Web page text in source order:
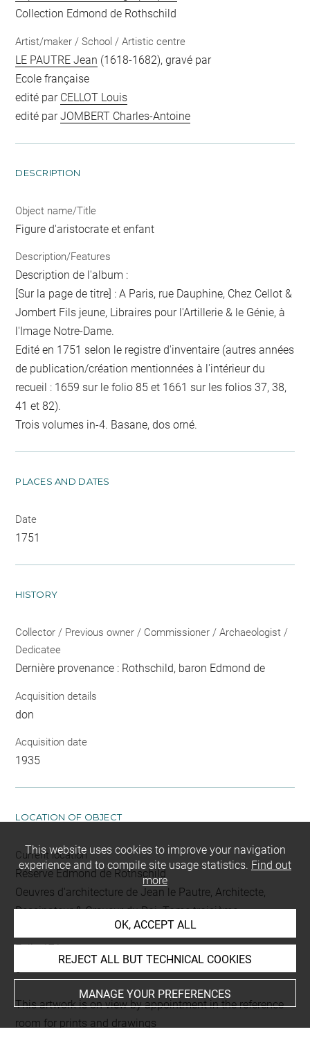
Collection Edmond de Rothschild
Artist/maker / School / Artistic centre
LE PAUTRE Jean (1618-1682), gravé par
Ecole française
edité par CELLOT Louis
edité parJOMBERT Charles-Antoine
DESCRIPTION
Object name/Title
Figure d'aristocrate et enfant
Description/Features
Description de l'album :
[Sur la page de titre] : A Paris, rue Dauphine, Chez Cellot &
Jombert Fils jeune, Libraires pour l'Artillerie & le Génie, à
l'Image Notre-Dame.
Edité en 1751 selon le registre d'inventaire (autres années
de publication/création mentionnées à l'intérieur du
recueil : 1659 sur le folio 85 et 1661 sur les folios 37, 38,
41 et 82).
Trois volumes in-4. Basane, dos orné.
PLACES AND DATES
Date
1751
HISTORY
Collector / Previous owner / Commissioner / Archaeologist /
Dedicatee
Dernière provenance : Rothschild, baron Edmond de
Acquisition details
don
Acquisition date
1935
LOCATION OF OBJECT
Current location
Réserve Edmond de Rothschild
Oeuvres d'architecture de Jean le Pautre, Architecte,
Dessinateur & Graveur du Roi. Tome troisième.
Folio 171
gravé au recto
This artwork is on view by appointment in the reference
room for prints and drawings
This website uses cookies to improve your navigation
experience and to compile site usage statistics. Find out
more
OK, ACCEPT ALL
REJECT ALL BUT TECHNICAL COOKIES
MANAGE YOUR PREFERENCES